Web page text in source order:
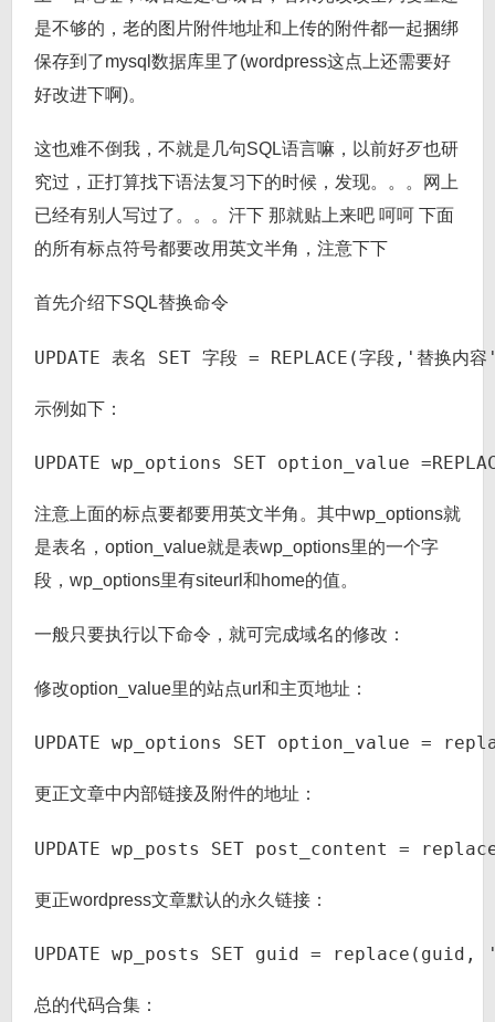
是不够的，老的图片附件地址和上传的附件都一起捆绑
保存到了mysql数据库里了(wordpress这点上还需要好
好改进下啊)。
这也难不倒我，不就是几句SQL语言嘛，以前好歹也研
究过，正打算找下语法复习下的时候，发现。。。网上
已经有别人写过了。。。汗下 那就贴上来吧 呵呵 下面
的所有标点符号都要改用英文半角，注意下下
首先介绍下SQL替换命令
UPDATE 表名 SET 字段 = REPLACE(字段,'替换
示例如下：
UPDATE wp_options SET option_value
注意上面的标点要都要用英文半角。其中wp_options就
是表名，option_value就是表wp_options里的一个字
段，wp_options里有siteurl和home的值。
一般只要执行以下命令，就可完成域名的修改：
修改option_value里的站点url和主页地址：
UPDATE wp_options SET option_value =
更正文章中内部链接及附件的地址：
UPDATE wp_posts SET post_content =
更正wordpress文章默认的永久链接：
UPDATE wp_posts SET guid =
总的代码合集：